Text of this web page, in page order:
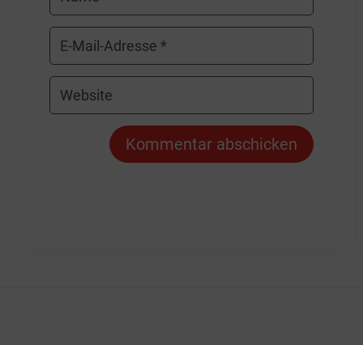
Kommentar abschicken